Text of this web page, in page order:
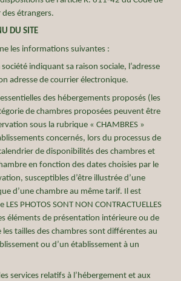
des étrangers.
DU SITE
les informations suivantes :
indiquant sa raison sociale, l’adresse
adresse de courrier électronique.
des hébergements proposés (les
de chambres proposées peuvent être
sous la rubrique « CHAMBRES »
concernés, lors du processus de
de disponibilités des chambres et
en fonction des dates choisies par le
susceptibles d’être illustrée d’une
d’une chambre au même tarif. Il est
PHOTOS SONT NON CONTRACTUELLES
éléments de présentation intérieure ou de
tailles des chambres sont différentes au
ou d’un établissement à un
services relatifs à l’hébergement et aux